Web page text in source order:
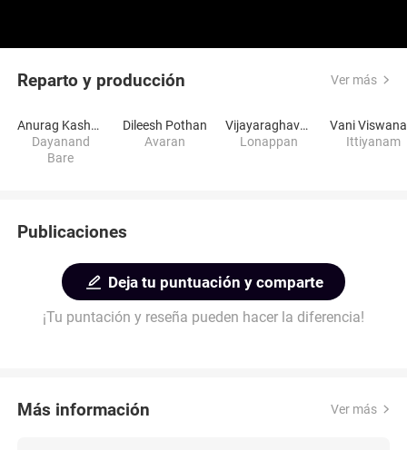
Reparto y producción Ver más
Anurag Kashyap
Dayanand
Bare
Dileesh Pothan
Avaran
Vijayaraghavan
Lonappan
Ittiyanam
Publicaciones
Deja tu puntuación y comparte
¡Tu puntación y reseña pueden hacer la diferencia!
Más información Ver más